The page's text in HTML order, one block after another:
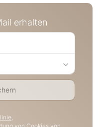
erhalten
,